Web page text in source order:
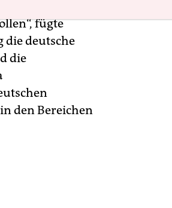
fügte
die deutsche
die
den Bereichen